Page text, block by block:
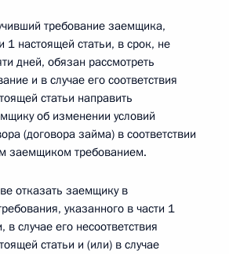
требование заемщика,
1 настоящей статьи, в срок, не
дней, обязан рассмотреть
и в случае его соответствия
статьи направить
об изменении условий
(договора займа) в соответствии
заемщиком требованием.
отказать заемщику в
указанного в части 1
в случае его несоответствия
статьи и (или) в случае